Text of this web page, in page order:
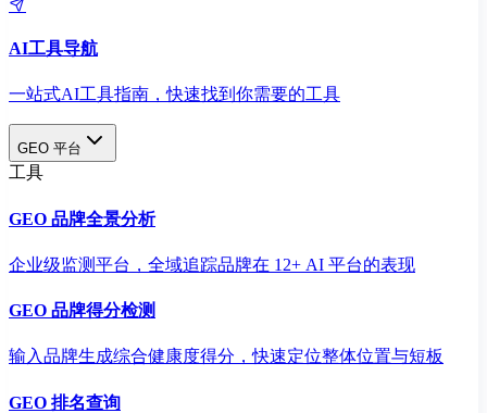
AI工具导航
一站式AI工具指南，快速找到你需要的工具
GEO 平台
工具
GEO 品牌全景分析
企业级监测平台，全域追踪品牌在 12+ AI 平台的表现
GEO 品牌得分检测
输入品牌生成综合健康度得分，快速定位整体位置与短板
GEO 排名查询